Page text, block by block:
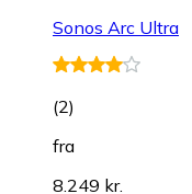
Sonos Arc Ultra
(2)
fra
8.249 kr.